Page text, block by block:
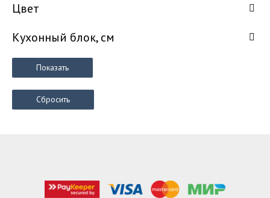
Цвет
Кухонный блок, см
Показать
Сбросить